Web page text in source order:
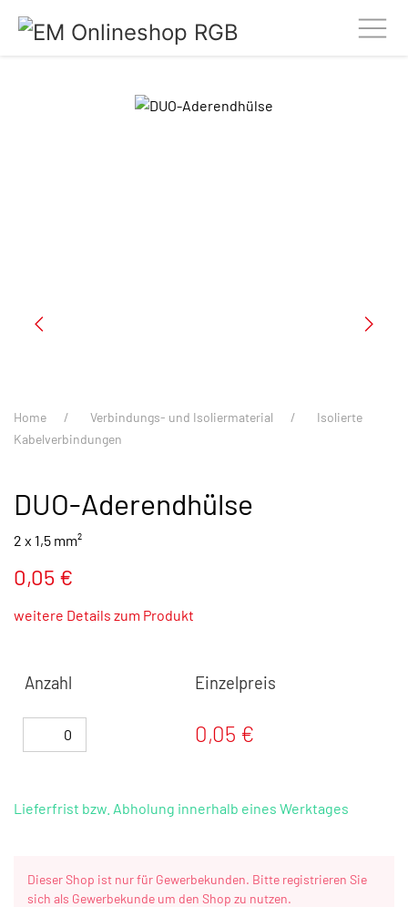
Home Verbindungs- und Isoliermaterial
Isolierte
Kabelverbindungen
DUO-Aderendhülse
2 x 1,5 mm²
0,05 €
weitere Details zum Produkt
Anzahl Einzelpreis
0,05 €
Lieferfrist bzw. Abholung innerhalb eines Werktages
Dieser Shop ist nur für Gewerbekunden. Bitte registrieren Sie
sich als Gewerbekunde um den Shop zu nutzen.